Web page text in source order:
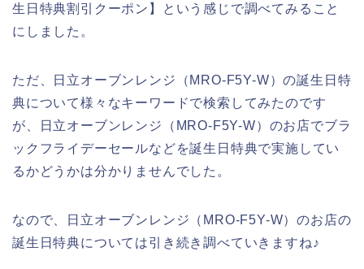
生日特典割引クーポン】という感じで調べてみること
にしました。
ただ、日立オーブンレンジ（MRO-F5Y-W）の誕生日特
典について様々なキーワードで検索してみたのです
が、日立オーブンレンジ（MRO-F5Y-W）のお店でブラ
ックフライデーセールなどを誕生日特典で実施してい
るかどうかは分かりませんでした。
なので、日立オーブンレンジ（MRO-F5Y-W）のお店の
誕生日特典については引き続き調べていきますね♪